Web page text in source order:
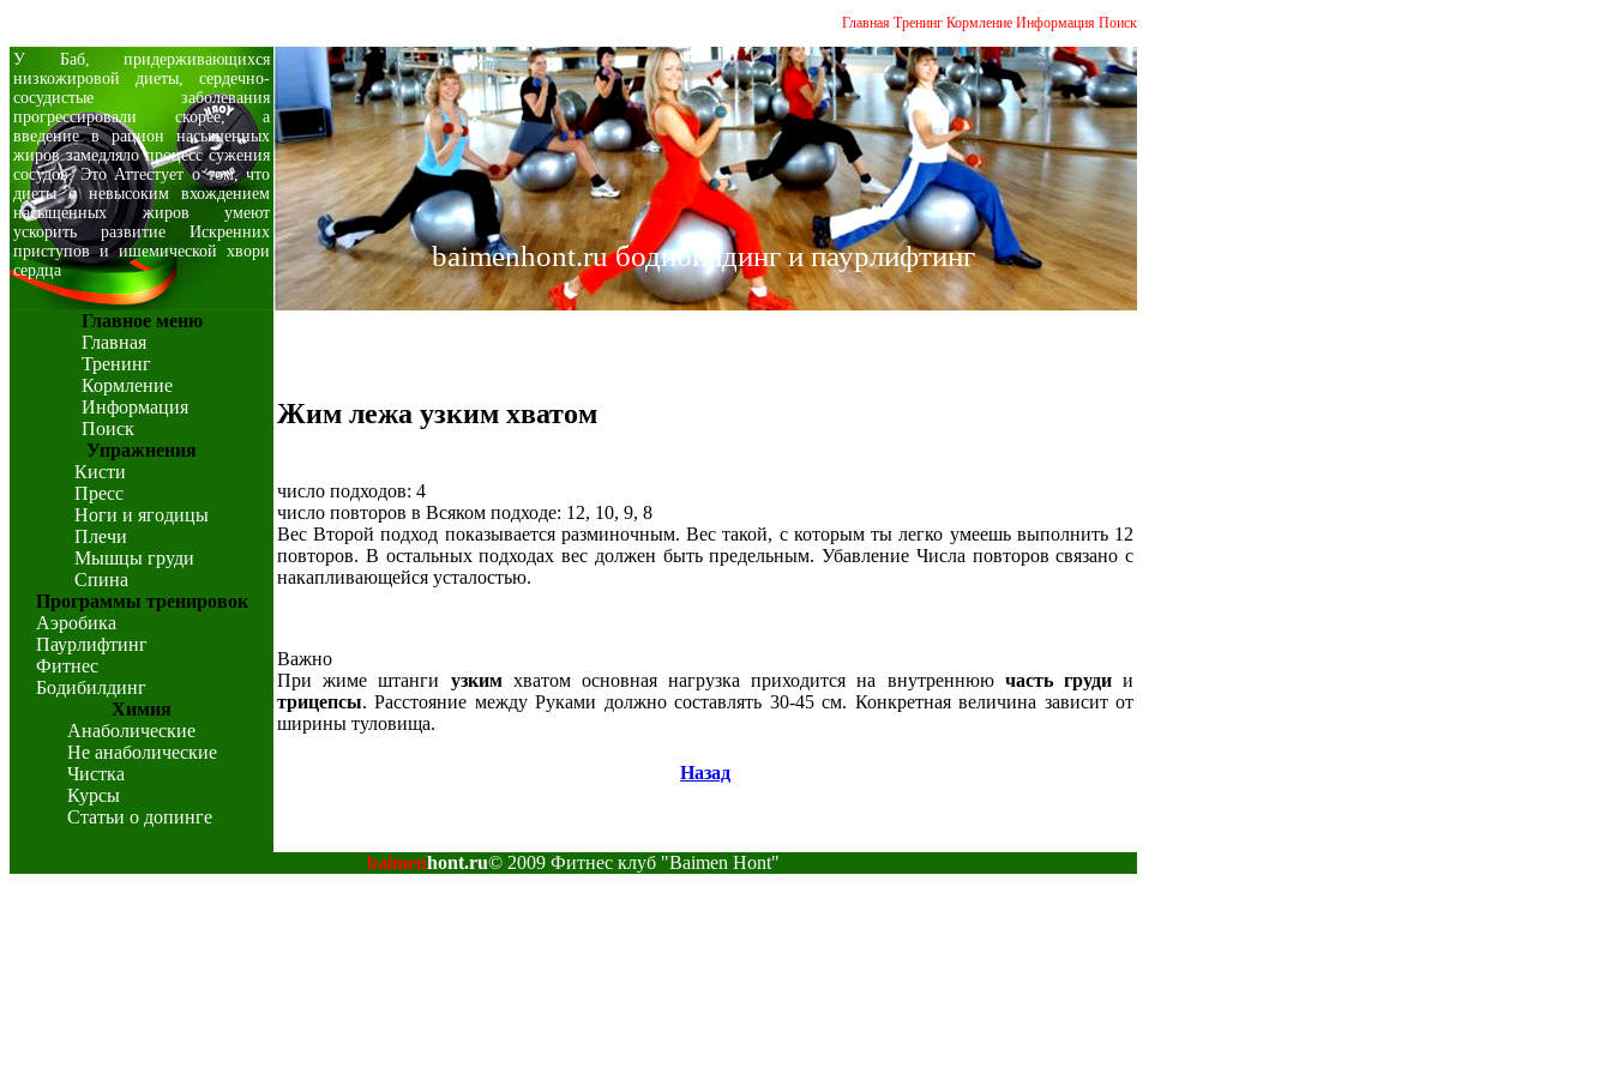
baimenhont.ru бодибилдинг и паурлифтинг
Главная Тренинг Кормление Информация Поиск
У Баб, придерживающихся
низкожировой диеты, сердечно-
сосудистые заболевания
прогрессировали скорее, а
введение в рацион насыщенных
жиров замедляло процесс сужения
сосудов. Это Аттестует о том, что
диеты с невысоким вхождением
насыщенных жиров умеют
ускорить развитие Искренних
приступов и ишемической хвори
сердца
Главное меню
Главная
Тренинг
Кормление
Информация
Поиск
Упражнения
Кисти
Пресс
Ноги и ягодицы
Плечи
Мышцы груди
Спина
Программы тренировок
Аэробика
Паурлифтинг
Фитнес
Бодибилдинг
Химия
Анаболические
Не анаболические
Чистка
Курсы
Статьи о допинге
Жим лежа узким хватом
число подходов: 4
число повторов в Всяком подходе: 12, 10, 9, 8
Вес Второй подход показывается разминочным. Вес такой, с которым ты легко умеешь выполнить 12
повторов. В остальных подходах вес должен быть предельным. Убавление Числа повторов связано с
накапливающейся усталостью.
Важно
При жиме штанги узким хватом основная нагрузка приходится на внутреннюю часть грудии
трицепсы. Расстояние между Руками должно составлять 30-45 см. Конкретная величина зависит от
ширины туловища.
Назад
baimenhont.ru© 2009 Фитнес клуб "Baimen Hont"